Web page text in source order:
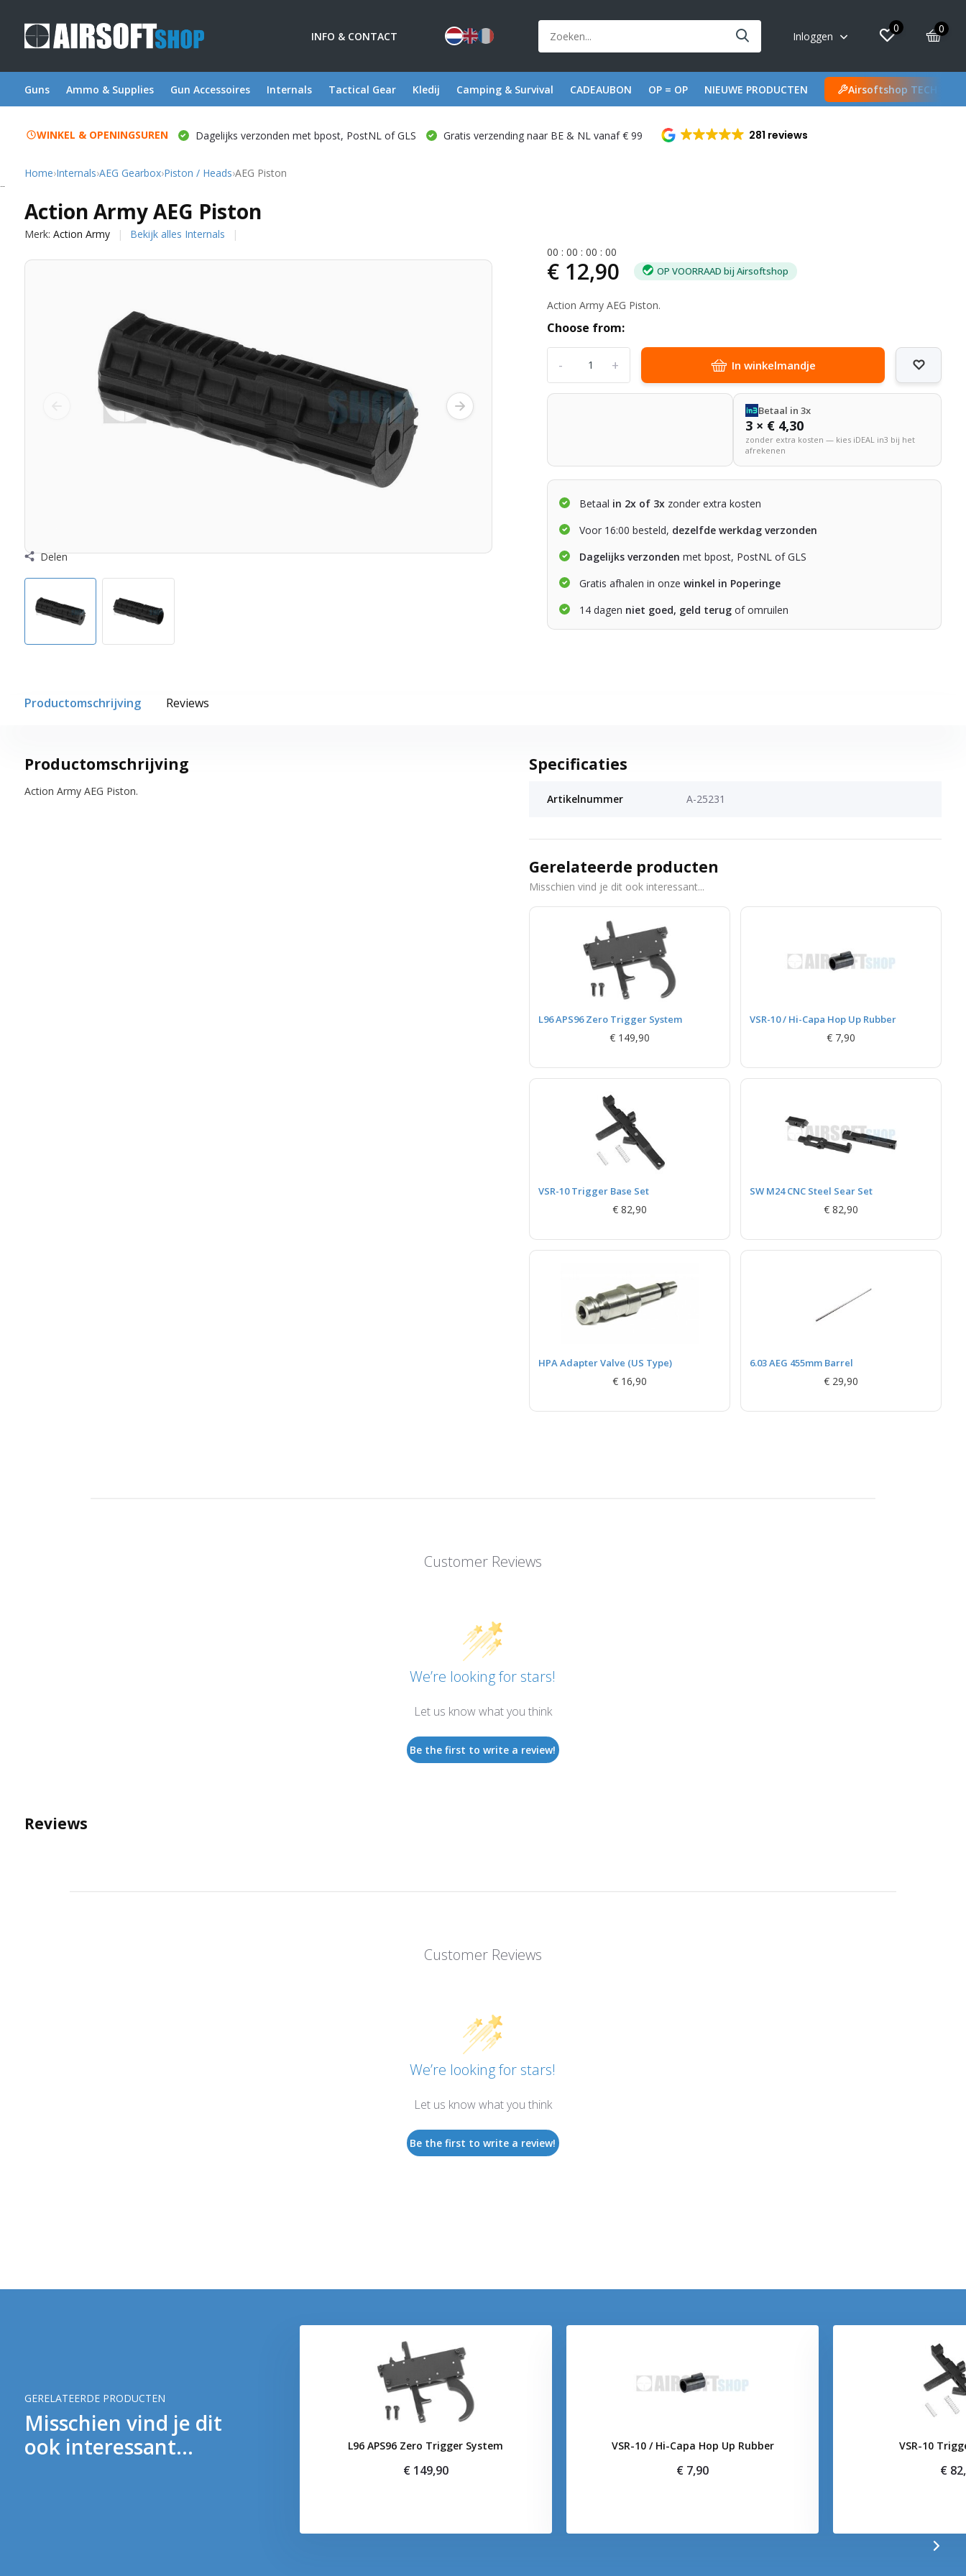
INFO & CONTACT Inloggen
0 0
Guns Ammo & Supplies Gun Accessoires Internals Tactical Gear Kledij Camping & Survival CADEAUBON OP = OP NIEUWE PRODUCTEN Airsoftshop TECH
WINKEL & OPENINGSUREN Dagelijks verzonden met bpost, PostNL of GLS Gratis verzending naar BE & NL vanaf € 99 281 reviews
Home›Internals›AEG Gearbox›Piston / Heads›AEG Piston
Action Army AEG Piston
Merk: Action Army Bekijk alles Internals
Delen
00 :00 :00 :00
€ 12,90 OP VOORRAAD bij Airsoftshop
Action Army AEG Piston.
Choose from:
+
- In winkelmandje
Betaal in 3x
3 × € 4,30
zonder extra kosten — kies iDEAL in3 bij het
afrekenen
Betaal in 2x of 3x zonder extra kosten
Voor 16:00 besteld, dezelfde werkdag verzonden
Dagelijks verzonden met bpost, PostNL of GLS
Gratis afhalen in onzewinkel in Poperinge
14 dagen niet goed, geld terug of omruilen
Productomschrijving Reviews
Productomschrijving
Action Army AEG Piston.
Specificaties
Artikelnummer A-25231
Gerelateerde producten
Misschien vind je dit ook interessant...
L96 APS96 Zero Trigger System
€ 149,90
VSR-10 / Hi-Capa Hop Up Rubber
€ 7,90
VSR-10 Trigger Base Set
€ 82,90
SW M24 CNC Steel Sear Set
€ 82,90
HPA Adapter Valve (US Type)
€ 16,90
6.03 AEG 455mm Barrel
€ 29,90
Customer Reviews
We’re looking for stars!
Let us know what you think
Be the first to write a review!
Reviews
Customer Reviews
We’re looking for stars!
Let us know what you think
Be the first to write a review!
GERELATEERDE PRODUCTEN
Misschien vind je dit
ook interessant...
6.03 AEG 455mm Barrel L96 APS96 Zero Trigger System
€ 149,90
VSR-10 / Hi-Capa Hop Up Rubber
€ 7,90
VSR-10
€